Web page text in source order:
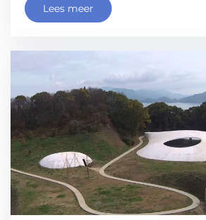
Lees meer